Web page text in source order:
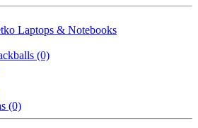
Laptops & Notebooks
(0)
(0)